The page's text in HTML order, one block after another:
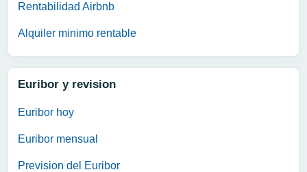
Rentabilidad Airbnb
Alquiler minimo rentable
Euribor y revision
Euribor hoy
Euribor mensual
Prevision del Euribor